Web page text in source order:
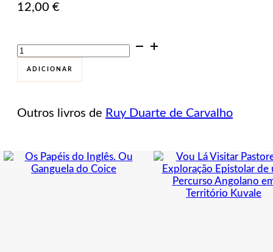
12,00 €
Quantidade
de
Observação
Directa
ADICIONAR
Outros livros de Ruy Duarte de Carvalho